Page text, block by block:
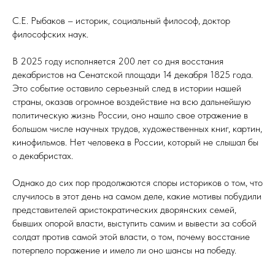
С.Е. Рыбаков – историк, социальный философ, доктор
философских наук.
В 2025 году исполняется 200 лет со дня восстания
декабристов на Сенатской площади 14 декабря 1825 года.
Это событие оставило серьезный след в истории нашей
страны, оказав огромное воздействие на всю дальнейшую
политическую жизнь России, оно нашло свое отражение в
большом числе научных трудов, художественных книг, картин,
кинофильмов. Нет человека в России, который не слышал бы
о декабристах.
Однако до сих пор продолжаются споры историков о том, что
случилось в этот день на самом деле, какие мотивы побудили
представителей аристократических дворянских семей,
бывших опорой власти, выступить самим и вывести за собой
солдат против самой этой власти, о том, почему восстание
потерпело поражение и имело ли оно шансы на победу.